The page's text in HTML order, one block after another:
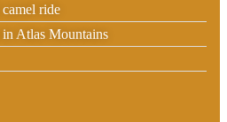
ride
Atlas Mountains